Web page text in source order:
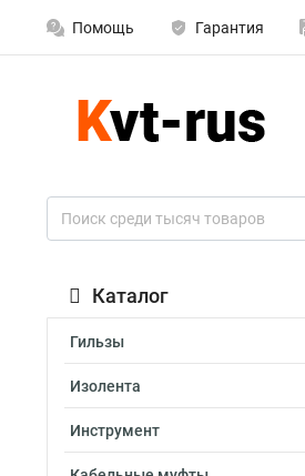
Помощь Гарантия
Каталог
Гильзы
Изолента
Инструмент